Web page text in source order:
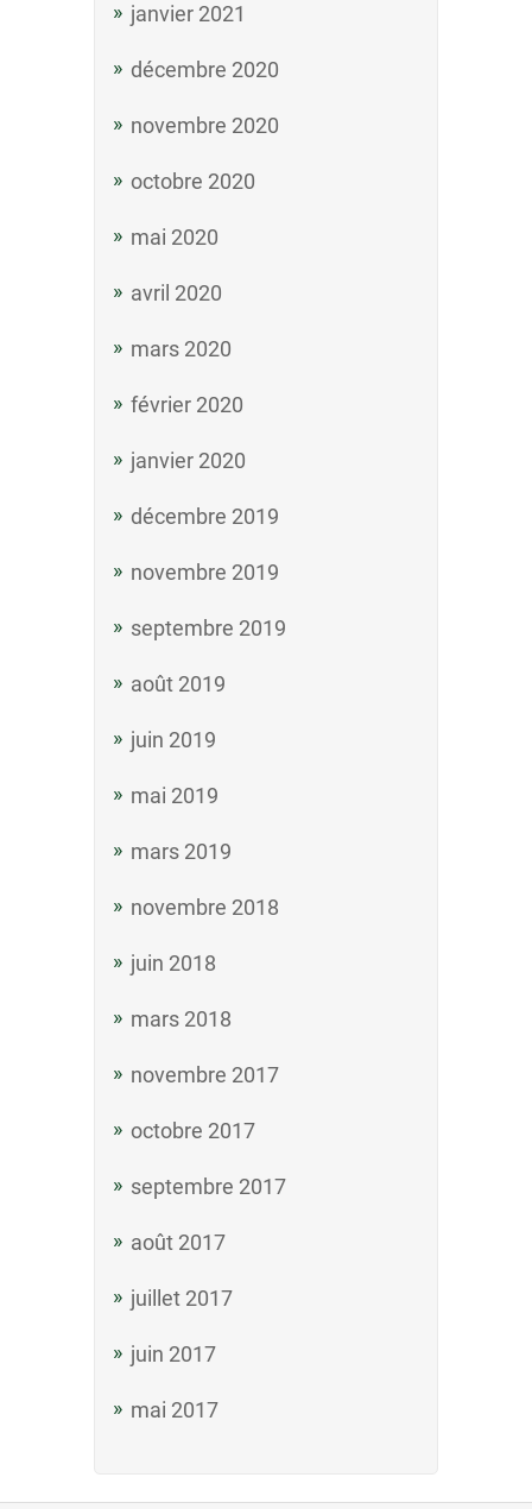
janvier 2021
décembre 2020
novembre 2020
octobre 2020
mai 2020
avril 2020
mars 2020
février 2020
janvier 2020
décembre 2019
novembre 2019
septembre 2019
août 2019
juin 2019
mai 2019
mars 2019
novembre 2018
juin 2018
mars 2018
novembre 2017
octobre 2017
septembre 2017
août 2017
juillet 2017
juin 2017
mai 2017